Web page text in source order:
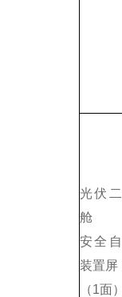
光伏
舱
安全
装置屏
（1面